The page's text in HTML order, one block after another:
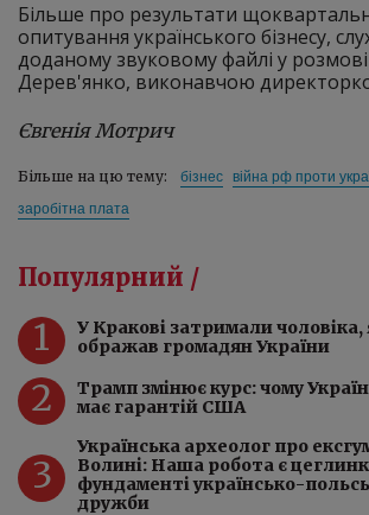
Більше про результати
опитування українського бізнесу,
доданому звуковому файлі у
Дерев'янко, виконавчою
Євгенія Мотрич
Більше на цю тему: бізнес війна рф проти
заробітна плата
Популярний /
1
У Кракові затримали чоловіка,
ображав громадян України
2
Трамп змінює курс: чому
має гарантій США
3
Українська археолог про
Волині: Наша робота є
фундаменті українсько-
дружби